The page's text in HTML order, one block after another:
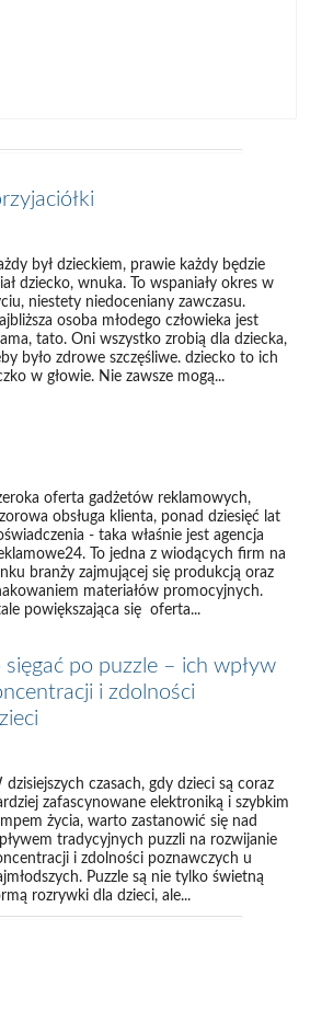
był dzieckiem, prawie każdy będzie
dziecko, wnuka. To wspaniały okres w
niestety niedoceniany zawczasu.
osoba młodego człowieka jest
tato. Oni wszystko zrobią dla dziecka,
było zdrowe szczęśliwe. dziecko to ich
w głowie. Nie zawsze mogą...
oferta gadżetów reklamowych,
obsługa klienta, ponad dziesięć lat
- taka właśnie jest agencja
To jedna z wiodących firm na
branży zajmującej się produkcją oraz
materiałów promocyjnych.
powiększająca się oferta...
po puzzle – ich wpływ
i zdolności
dzisiejszych czasach, gdy dzieci są coraz
zafascynowane elektroniką i szybkim
życia, warto zastanowić się nad
tradycyjnych puzzli na rozwijanie
i zdolności poznawczych u
Puzzle są nie tylko świetną
rozrywki dla dzieci, ale...